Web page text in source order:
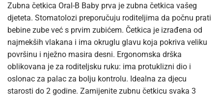
Zubna četkica Oral-B Baby prva je zubna četkica vašeg
djeteta. Stomatolozi preporučuju roditeljima da počnu prati
bebine zube već s prvim zubićem. Četkica je izrađena od
najmekših vlakana i ima okruglu glavu koja pokriva veliku
površinu i nježno masira desni. Ergonomska drška
oblikovana je za roditeljsku ruku: ima protuklizni dio i
oslonac za palac za bolju kontrolu. Idealna za djecu
starosti do 2 godine. Zamijenite zubnu četkicu svaka 3